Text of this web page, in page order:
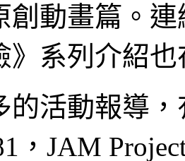
創動畫篇。連
》系列介紹
的活動報導，
，JAM